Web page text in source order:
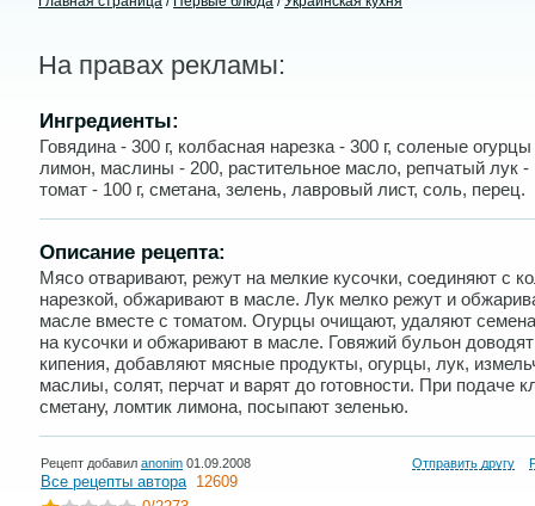
На правах рекламы:
Ингредиенты:
Говядина - 300 г, колбасная нарезка - 300 г, соленые огурцы
лимон, маслины - 200, растительное масло, репчатый лук -
томат - 100 г, сметана, зелень, лавровый лист, соль, перец.
Описание рецепта:
Мясо отваривают, режут на мелкие кусочки, соединяют с
нарезкой, обжаривают в масле. Лук мелко режут и
масле вместе с томатом. Огурцы очищают, удаляют
на кусочки и обжаривают в масле. Говяжий бульон
кипения, добавляют мясные продукты, огурцы, лук,
маслиы, солят, перчат и варят до готовности. При подаче
сметану, ломтик лимона, посыпают зеленью.
Рецепт добавил anonim 01.09.2008 Отправить другу
Все рецепты автора 12609